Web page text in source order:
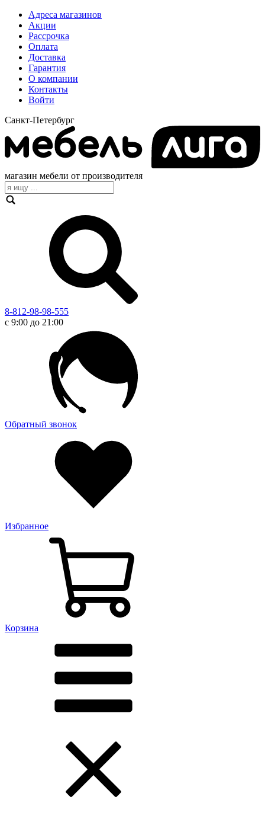
Адреса магазинов
Акции
Рассрочка
Оплата
Доставка
Гарантия
О компании
Контакты
Войти
Санкт-Петербург
магазин мебели от производителя
8-812-98-98-555
с 9:00 до 21:00
Обратный звонок
Избранное
Корзина